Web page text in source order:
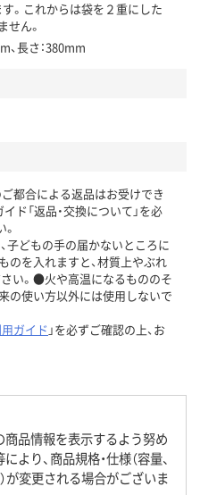
。これからは袋を２重にした
せん。
、長さ：380mm
ご都合による返品はお受けでき
ド「返品・交換について」を必
子どもの手の届かないところに
を入れますと、材質上やぶれ
い。●火や高温になるもののそ
の使い方以外には使用しないで
ガイド 」を必ずご確認の上、お
商品情報を表示するよう努め
り、商品規格・仕様（容量、
が変更される場合がございま